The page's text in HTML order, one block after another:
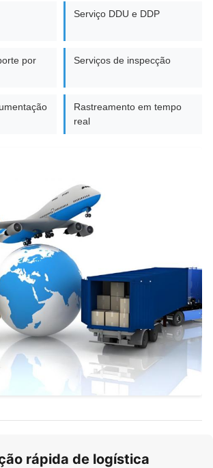
Serviço DDU e DDP
por
Serviços de inspecção
Rastreamento em tempo
real
rápida de logística